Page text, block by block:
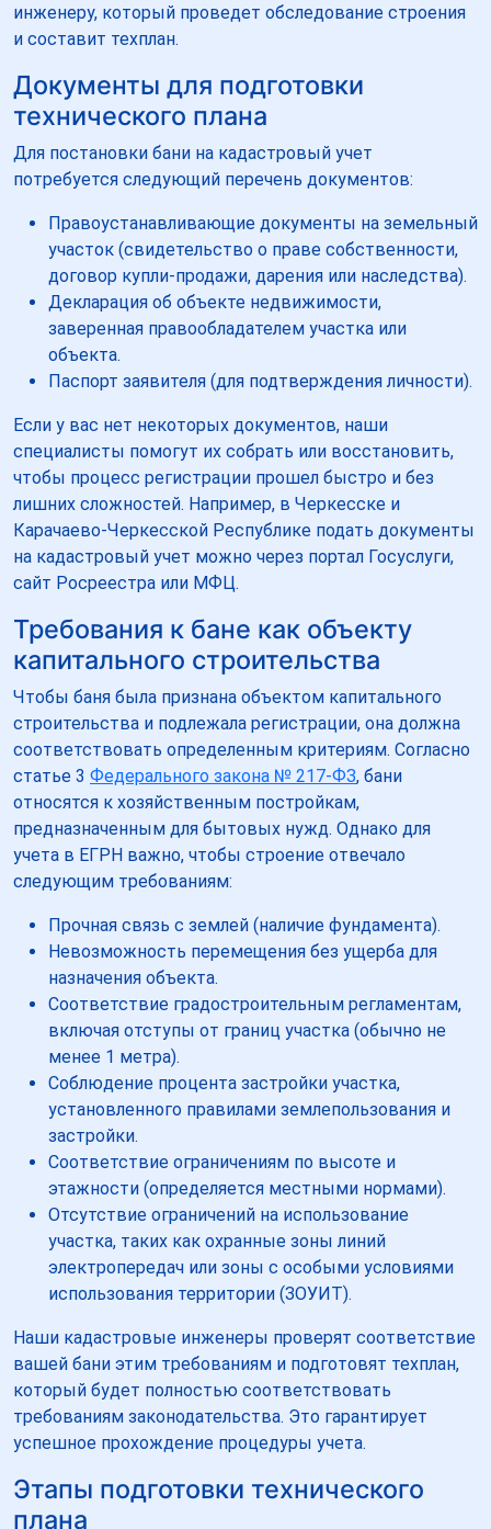
инженеру, который проведет обследование строения
и составит техплан.
Документы для подготовки
технического плана
Для постановки бани на кадастровый учет
потребуется следующий перечень документов:
Правоустанавливающие документы на земельный
участок (свидетельство о праве собственности,
договор купли-продажи, дарения или наследства).
Декларация об объекте недвижимости,
заверенная правообладателем участка или
объекта.
Паспорт заявителя (для подтверждения личности).
Если у вас нет некоторых документов, наши
специалисты помогут их собрать или восстановить,
чтобы процесс регистрации прошел быстро и без
лишних сложностей. Например, в Черкесске и
Карачаево-Черкесской Республике подать документы
на кадастровый учет можно через портал Госуслуги,
сайт Росреестра или МФЦ.
Требования к бане как объекту
капитального строительства
Чтобы баня была признана объектом капитального
строительства и подлежала регистрации, она должна
соответствовать определенным критериям. Согласно
статье 3 Федерального закона № 217-ФЗ, бани
относятся к хозяйственным постройкам,
предназначенным для бытовых нужд. Однако для
учета в ЕГРН важно, чтобы строение отвечало
следующим требованиям:
Прочная связь с землей (наличие фундамента).
Невозможность перемещения без ущерба для
назначения объекта.
Соответствие градостроительным регламентам,
включая отступы от границ участка (обычно не
менее 1 метра).
Соблюдение процента застройки участка,
установленного правилами землепользования и
застройки.
Соответствие ограничениям по высоте и
этажности (определяется местными нормами).
Отсутствие ограничений на использование
участка, таких как охранные зоны линий
электропередач или зоны с особыми условиями
использования территории (ЗОУИТ).
Наши кадастровые инженеры проверят соответствие
вашей бани этим требованиям и подготовят техплан,
который будет полностью соответствовать
требованиям законодательства. Это гарантирует
успешное прохождение процедуры учета.
Этапы подготовки технического
плана